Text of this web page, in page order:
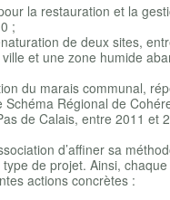
la restauration et la
;
de deux sites,
et une zone humide
du marais communal,
Régional de
de Calais, entre 2011 et
d’affiner sa
de projet. Ainsi,
actions concrètes :